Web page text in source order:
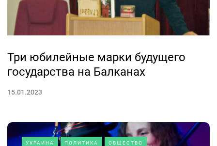
Три юбилейные марки будущего
государства на Балканах
15.01.2023
УКРАИНА ПОЛИТИКА ОБЩЕСТВО